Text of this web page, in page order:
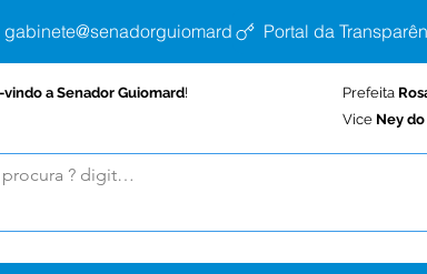
gabinete@senadorguiomard.ac.gov.br
Portal da
vindo a Senador Guiomard! Prefeita
Vice Ney